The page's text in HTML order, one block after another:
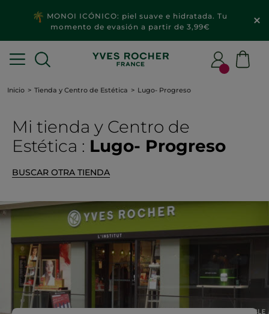
MONOI ICÓNICO: piel suave e hidratada. Tu
momento de evasión a partir de 3,99€
Inicio Tienda y Centro de Estética Lugo- Progreso
Mi tienda y Centro de
Estética : Lugo- Progreso
BUSCAR OTRA TIENDA